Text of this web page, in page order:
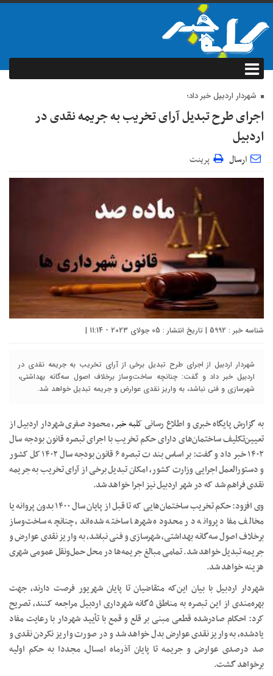
شهردار اردبیل خبر داد؛
اجرای طرح تبدیل آرای تخریب به جریمه نقدی در
اردبیل
ارسال پرینت
شناسه خبر : 5992 | تاریخ انتشار : 05 جولای 2023 - 11:14 |
شهردار اردبیل از اجرای طرح تبدیل برخی از آرای تخریب به جریمه نقدی در
اردبیل خبر داد و گفت: چنانچه ساخت‌وساز برخلاف اصول سه‌گانه بهداشتی،
شهرسازی و فنی نباشد، به واریز نقدی عوارض و جریمه تبدیل خواهد شد.
به گزارش پایگاه خبری و اطلاع رسانیکلبه خبر، محمود صفری شهردار اردبیل از
تعیین‌تکلیف ساختمان‌های دارای حکم تخریب با اجرای تبصره قانون بودجه سال
۱۴۰۲ خبر داد و گفت: بر اساس بند ت تبصره ۶ قانون بودجه سال ۱۴۰۲ کل کشور
و دستورالعمل اجرایی وزارت کشور، امکان تبدیل برخی از آرای تخریب به جریمه
نقدی فراهم شد که در شهر اردبیل نیز اجرا خواهد شد.
وی افزود: حکم تخریب ساختمان‌هایی که تا قبل از پایان سال ۱۴۰۰ بدون پروانه یا
مخالف مفاد پروانه در محدوده شهر‌ها ساخته شده‌اند، چنانچه ساخت‌وساز
برخلاف اصول سه‌گانه بهداشتی، شهرسازی و فنی نباشد، به واریز نقدی عوارض و
جریمه تبدیل خواهد شد. تمامی مبالغ جریمه‌ها در محل حمل‌ونقل عمومی شهری
هزینه خواهد شد.
شهردار اردبیل با بیان این‌که متقاضیان تا پایان شهریور فرصت دارند، جهت
بهره‌مندی از این تبصره به مناطق ۵گانه شهرداری اردبیل مراجعه کنند، تصریح
کرد: احکام صادرشده قطعی مبنی بر قلع و قمع با تأیید شهردار با رعایت مفاد
یادشده، به واریز نقدی عوارض بدل خواهد شد و در صورت واریز نکردن نقدی و
صد درصدی عوارض و جریمه تا پایان آذرماه امسال، مجددا به حکم اولیه
برخواهد گشت.